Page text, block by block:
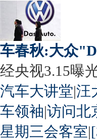
车春秋:大众
经央视3.15曝
汽车大讲堂|汪
车领袖|访问北
星期三会客室|